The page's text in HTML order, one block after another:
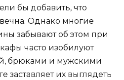
бы добавить, что
Однако многие
забывают об этом при
часто изобилуют
брюками и мужскими
заставляет их выглядеть